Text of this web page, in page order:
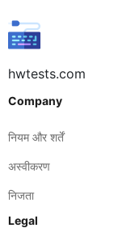
hwtests.com
Company
नियम और शर्तें
अस्वीकरण
निजता
Legal